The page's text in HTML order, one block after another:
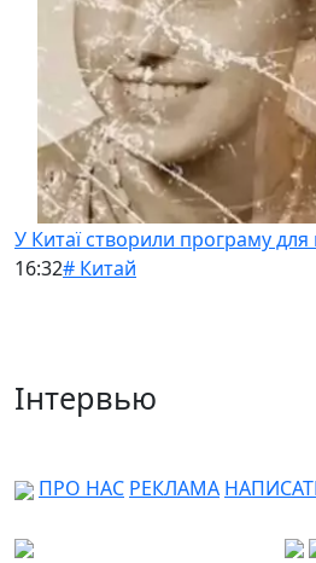
У Китаї створили програму для
16:32# Китай
Інтервью
ПРО НАС РЕКЛАМА